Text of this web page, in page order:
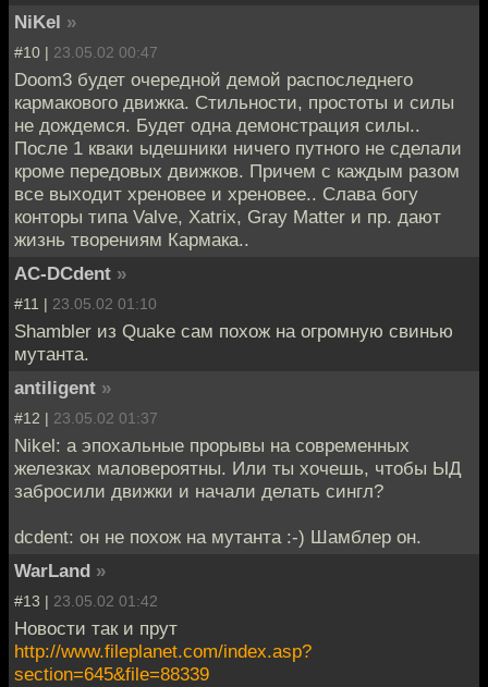
NiKel »
#10 | 23.05.02 00:47
Doom3 будет очередной демой распоследнего
кармакового движка. Стильности, простоты и силы
не дождемся. Будет одна демонстрация силы..
После 1 кваки ыдешники ничего путного не сделали
кроме передовых движков. Причем с каждым разом
все выходит хреновее и хреновее.. Слава богу
конторы типа Valve, Xatrix, Gray Matter и пр. дают
жизнь творениям Кармака..
AC-DCdent »
#11 | 23.05.02 01:10
Shambler из Quake сам похож на огромную свинью
мутанта.
antiligent »
#12 | 23.05.02 01:37
Nikel: а эпохальные прорывы на современных
железках маловероятны. Или ты хочешь, чтобы ЫД
забросили движки и начали делать сингл?
dcdent: он не похож на мутанта :-) Шамблер он.
WarLand »
#13 | 23.05.02 01:42
Новости так и прут
http://www.fileplanet.com/index.asp?
section=645&file=88339